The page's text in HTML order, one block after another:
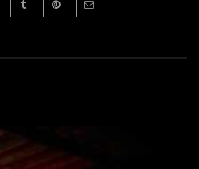
haben vibriert” MELODIC